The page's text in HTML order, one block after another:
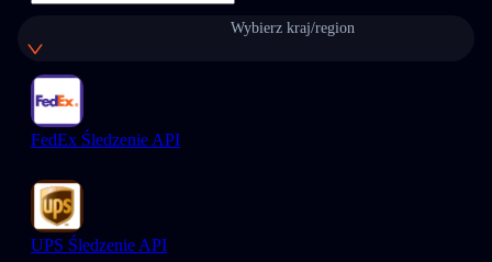
Wybierz kraj/region
FedEx Śledzenie API
UPS Śledzenie API